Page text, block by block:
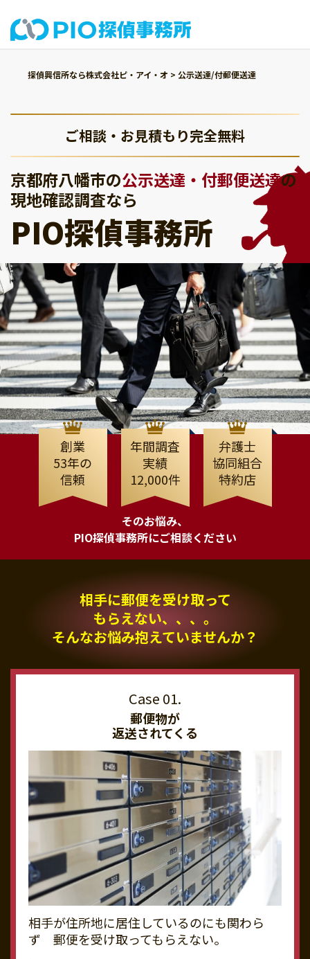
探偵興信所なら株式会社ピ・アイ・オ > 公示送達/付郵便送達
ご相談・お見積もり完全無料
京都府八幡市の公示送達・付郵便送達の
現地確認調査なら
PIO探偵事務所
創業
53年の
信頼
年間調査
実績
12,000件
弁護士
協同組合
特約店
そのお悩み、
PIO探偵事務所にご相談ください
相手に郵便を受け取って
もらえない、、、。
そんなお悩み抱えていませんか？
郵便物が
返送されてくる
相手が住所地に居住しているのにも関わら
ず 郵便を受け取ってもらえない。